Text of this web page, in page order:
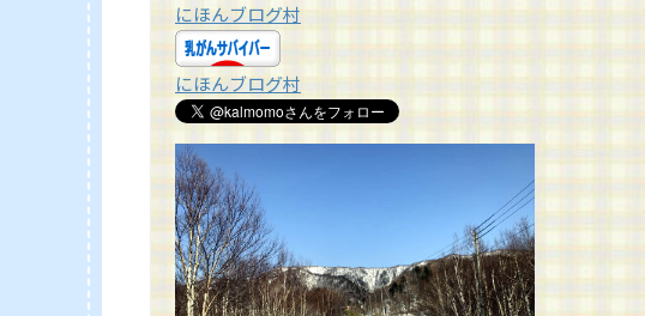
にほんブログ村
にほんブログ村